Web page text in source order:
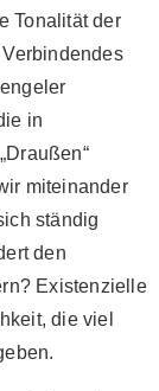
Tonalität der
in
miteinander
ständig
den
Existenzielle
die viel